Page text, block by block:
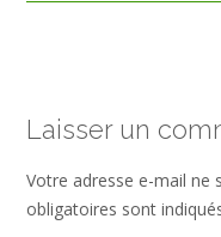
Laisser un
Votre adresse e-mail ne
obligatoires sont